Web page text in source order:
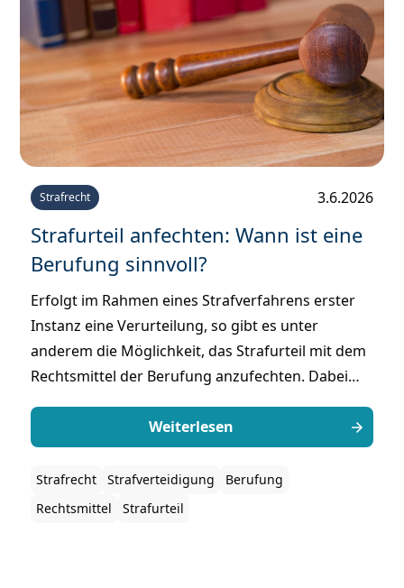
Strafrecht 3.6.2026
Strafurteil anfechten: Wann ist eine
Berufung sinnvoll?
Erfolgt im Rahmen eines Strafverfahrens erster
Instanz eine Verurteilung, so gibt es unter
anderem die Möglichkeit, das Strafurteil mit dem
Rechtsmittel der Berufung anzufechten. Dabei
angefochten werden oder aber die Berufung auf
den Rechtsfolgenausspruch – also die Höhe der
Strafe – beschränkt werden. Die Frage, wann die
Einlegung des Rechtsmittels der Berufung
Weiterlesen
Strafrecht Strafverteidigung
Berufung
Rechtsmittel
Strafurteil